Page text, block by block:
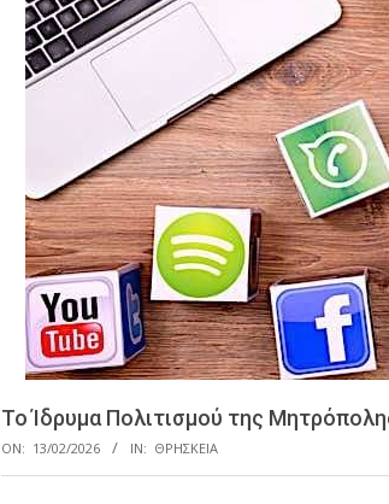
Το Ίδρυμα Πολιτισμού της
ON: 13/02/2026 IN: ΘΡΗΣΚΕΙΑ